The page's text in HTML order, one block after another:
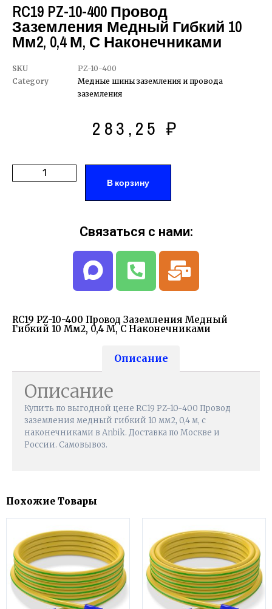
RC19 PZ-10-400 Провод
Заземления Медный Гибкий 10
Мм2, 0,4 М, С Наконечниками
SKU
PZ-10-400
Category
Медные шины заземления и провода
заземления
283,25₽
В корзину
RC19 PZ-10-400 Провод Заземления Медный
Гибкий 10 Мм2, 0,4 М, С Наконечниками
Описание
Описание
Купить по выгодной цене RC19 PZ-10-400 Провод
заземления медный гибкий 10 мм2, 0,4 м, с
наконечниками в Anbik. Доставка по Москве и
России. Самовывоз.
Связаться с нами:
Похожие Товары